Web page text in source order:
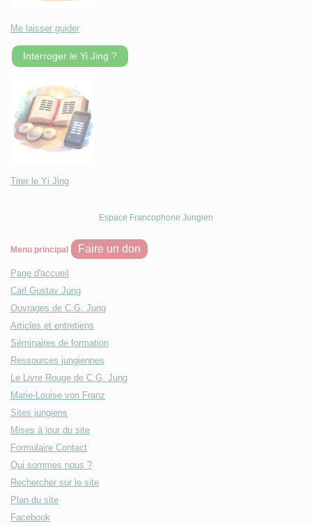
Me laisser guider
Interroger le Yi Jing ?
Tirer le Yi Jing
Espace Francophone Jungien
Menu principal Faire un don
Page d'accueil
Carl Gustav Jung
Ouvrages de C.G. Jung
Articles et entretiens
Séminaires de formation
Ressources jungiennes
Le Livre Rouge de C.G. Jung
Marie-Louise von Franz
Sites jungiens
Mises à jour du site
Formulaire Contact
Qui sommes nous ?
Rechercher sur le site
Plan du site
Facebook